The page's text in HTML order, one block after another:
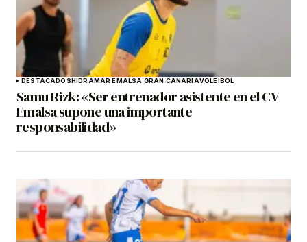
DESTACADOSHIDRAMAR EMALSA GRAN CANARIAVOLEIBOL
Samu Rizk: «Ser entrenador asistente en el CV
Emalsa supone una importante
responsabilidad»